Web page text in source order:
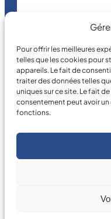
Pour offrir les meilleures
telles que les cookies pour
appareils. Le fait de
traiter des données telles
uniques sur ce site. Le fait
consentement peut avoir
fonctions.
©